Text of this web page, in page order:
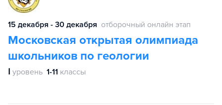
15 декабря - 30 декабря отборочный онлайн этап
Московская открытая олимпиада
школьников по геологии
Ⅰ уровень 1-11 классы